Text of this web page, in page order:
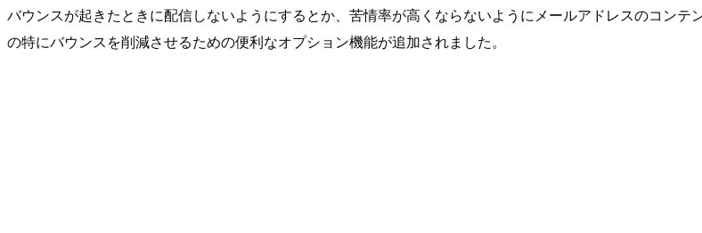
バウンスが起きたときに配信しないようにするとか、苦情率が高くならないようにメールアドレスのコン
の特にバウンスを削減させるための便利なオプション機能が追加されました。